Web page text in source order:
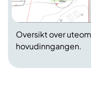
Oversikt over
hovudinngangen.